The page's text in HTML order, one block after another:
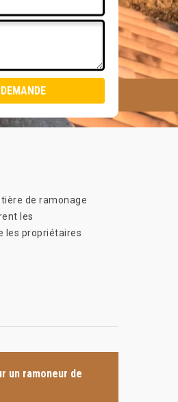
de ramonage
les
les propriétaires
un ramoneur de